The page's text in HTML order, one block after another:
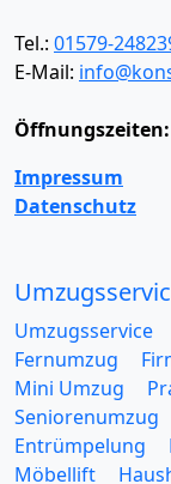
Tel.: 01579-
E-Mail:
Öffnungszeiten:
Impressum
Datenschutz
Umzugsservice
Fernumzug
Mini Umzug
Seniorenumzug
Entrümpelung
Möbellift